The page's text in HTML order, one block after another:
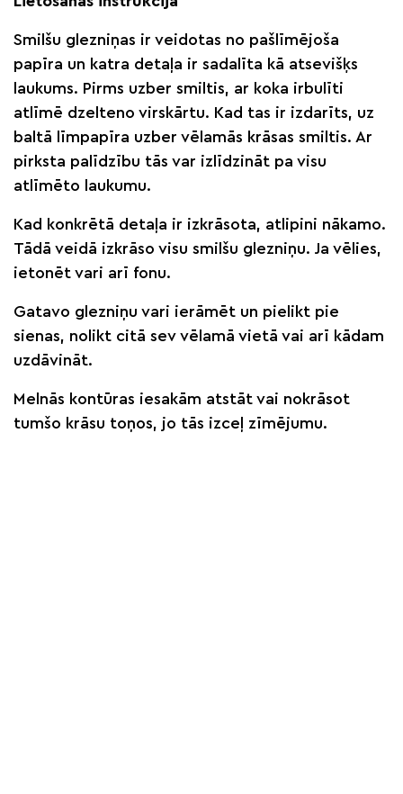
Smilšu glezniņas ir veidotas no pašlīmējoša
papīra un katra detaļa ir sadalīta kā atsevišķs
laukums. Pirms uzber smiltis, ar koka irbulīti
atlīmē dzelteno virskārtu. Kad tas ir izdarīts, uz
baltā līmpapīra uzber vēlamās krāsas smiltis. Ar
pirksta palīdzību tās var izlīdzināt pa visu
atlīmēto laukumu.
Kad konkrētā detaļa ir izkrāsota, atlipini nākamo.
Tādā veidā izkrāso visu smilšu glezniņu. Ja vēlies,
ietonēt vari arī fonu.
Gatavo glezniņu vari ierāmēt un pielikt pie
sienas, nolikt citā sev vēlamā vietā vai arī kādam
uzdāvināt.
Melnās kontūras iesakām atstāt vai nokrāsot
tumšo krāsu toņos, jo tās izceļ zīmējumu.